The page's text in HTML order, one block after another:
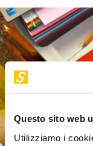
Questo sito web
Utilizziamo i